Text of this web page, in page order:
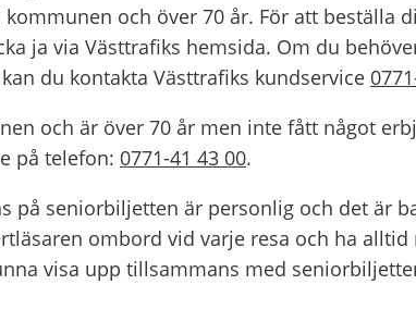
och över 70 år. För att beställa
ja via Västtrafiks hemsida. Om du
du kontakta Västtrafiks kundservice
och är över 70 år men inte fått något
på telefon: 0771-41 43 00.
på seniorbiljetten är personlig och det är
ombord vid varje resa och ha alltid
visa upp tillsammans med